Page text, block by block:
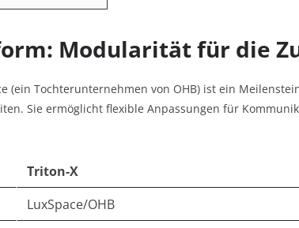
Modularität für die
(ein Tochterunternehmen von OHB) ist ein
Sie ermöglicht flexible Anpassungen für
Triton-X
LuxSpace/OHB